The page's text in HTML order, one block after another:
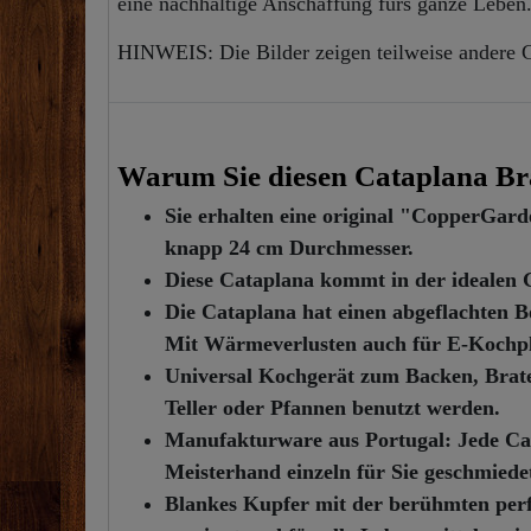
HINWEIS: Die Bilder zeigen teilweise andere
Warum Sie diesen Cataplana
Sie erhalten eine original
knapp 24 cm Durchmesser.
Diese Cataplana kommt in der idealen
Die Cataplana hat einen abgeflachten
Mit Wärmeverlusten auch für E-
Universal Kochgerät zum Backen,
Teller oder Pfannen benutzt werden.
Manufakturware aus Portugal: Jede
Meisterhand einzeln für Sie
Blankes Kupfer mit der berühmten